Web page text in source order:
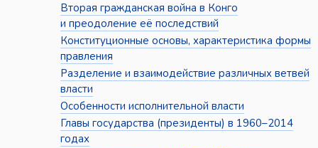
Вторая гражданская война в Конго
и преодоление её последствий
Конституционные основы, характеристика формы
правления
Разделение и взаимодействие различных ветвей
власти
Особенности исполнительной власти
Главы государства (президенты) в 1960–2014
годах